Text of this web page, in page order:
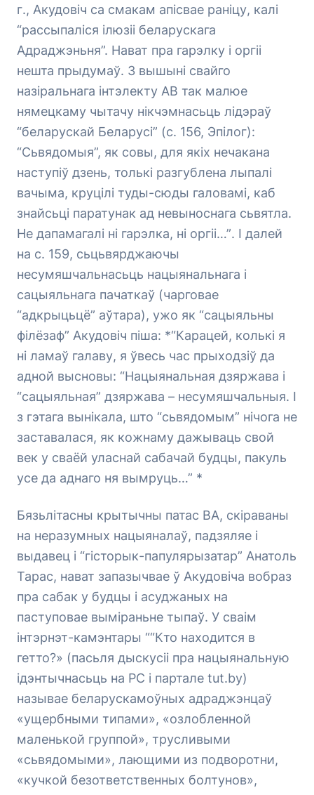
г., Акудовіч са смакам апісвае раніцу, калі
“рассыпаліся ілюзіі беларускага
Адраджэньня”. Нават пра гарэлку і оргіі
нешта прыдумаў. З вышыні свайго
назіральнага інтэлекту АВ так малюе
нямецкаму чытачу нікчэмнасьць лідэраў
“беларускай Беларусі” (с. 156, Эпілог):
“Сьвядомыя”, як совы, для якіх нечакана
наступіў дзень, толькі разгублена лыпалі
вачыма, круцілі туды-сюды галовамі, каб
знайсьці паратунак ад невыноснага сьвятла.
Не дапамагалі ні гарэлка, ні оргіі…”. І далей
на с. 159, сьцьвярджаючы
несумяшчальнасьць нацыянальнага і
сацыяльнага пачаткаў (чарговае
“адкрыцьцё” аўтара), ужо як “сацыяльны
філёзаф” Акудовіч піша: *“Карацей, колькі я
ні ламаў галаву, я ўвесь час прыходзіў да
адной высновы: “Нацыянальная дзяржава і
“сацыяльная” дзяржава – несумяшчальныя. І
з гэтага вынікала, што “сьвядомым” нічога не
заставалася, як кожнаму дажываць свой
век у сваёй уласнай сабачай будцы, пакуль
усе да аднаго ня вымруць…” *
Бязьлітасны крытычны патас ВА, скіраваны
на неразумных нацыяналаў, падзяляе і
выдавец і “гісторык-папулярызатар” Анатоль
Тарас, нават запазычвае ў Акудовіча вобраз
пра сабак у будцы і асуджаных на
паступовае выміраньне тыпаў. У сваім
інтэрнэт-камэнтары ““Кто находится в
гетто?» (пасьля дыскусіі пра нацыянальную
ідэнтычнасьць на РС і партале tut.by)
называе беларускамоўных адраджэнцаў
«ущербными типами», «озлобленной
маленькой группой», трусливыми
«сьвядомыми», лающими из подворотни,
«кучкой безответственных болтунов»,